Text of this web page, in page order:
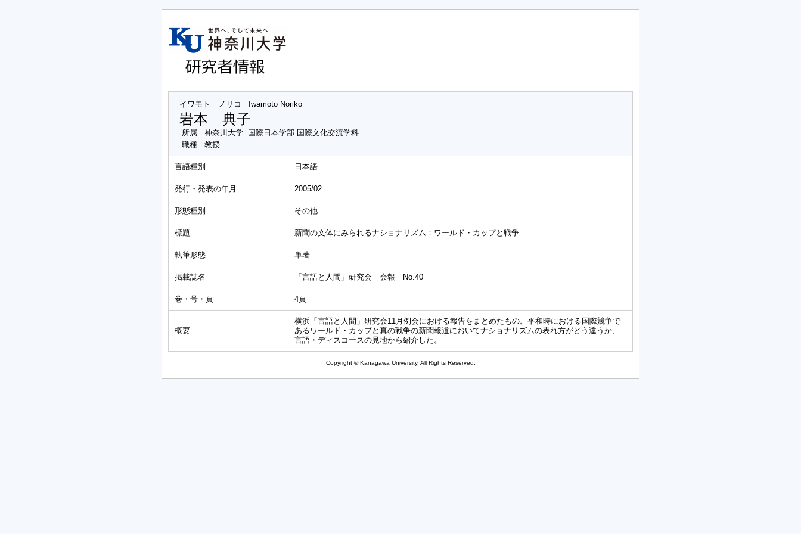
イワモト ノリコ Iwamoto Noriko
岩本 典子
所属
神奈川大学 国際日本学部 国際文化交流学科
職種
教授
言語種別 日本語
発行・発表の年月 2005/02
形態種別 その他
標題 新聞の文体にみられるナショナリズム：ワールド・カップと戦争
執筆形態 単著
掲載誌名 「言語と人間」研究会 会報 No.40
巻・号・頁 4頁
概要
横浜「言語と人間」研究会11月例会における報告をまとめたもの。平和時における国際競争で
あるワールド・カップと真の戦争の新聞報道においてナショナリズムの表れ方がどう違うか、
言語・ディスコースの見地から紹介した。
Copyright © Kanagawa University. All Rights Reserved.